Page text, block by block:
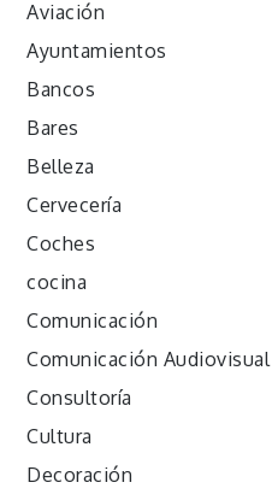
Aviación
Ayuntamientos
Bancos
Bares
Belleza
Cervecería
Coches
cocina
Comunicación
Comunicación Audiovisual
Consultoría
Cultura
Decoración